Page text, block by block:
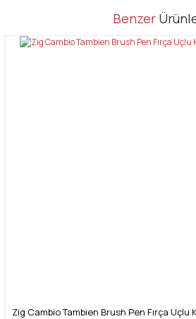
Bu ürüne ilk yorumu siz
Bu ürünün fiyat bilgisi, resim, ürün
tarafımıza iletebilirsiniz.
Benzer
Zig Cambio Tambien Brush Pen Fırça Uçlu